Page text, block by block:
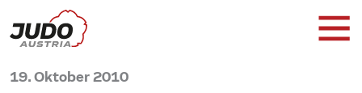
19. Oktober 2010